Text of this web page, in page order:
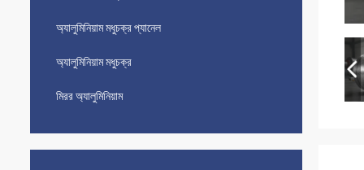
অ্যালুমিনিয়াম মধুচক্র প্যানেল
অ্যালুমিনিয়াম মধুচক্র
মিরর অ্যালুমিনিয়াম